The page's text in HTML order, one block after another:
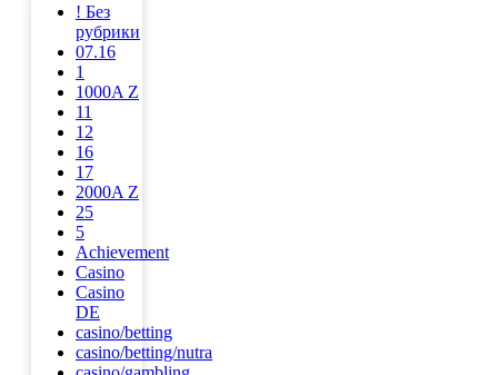
! Без
рубрики
07.16
1
1000A Z
11
12
16
17
2000A Z
25
5
Achievement
Casino
Casino
DE
casino/betting
casino/betting/nutra